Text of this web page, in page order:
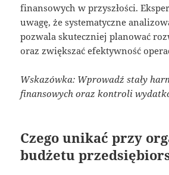
finansowych w przyszłości.
uwagę, że systematyczne
pozwala skuteczniej planować
oraz zwiększać efektywność
Wskazówka: Wprowadź stały
finansowych oraz kontroli
Czego unikać przy
budżetu